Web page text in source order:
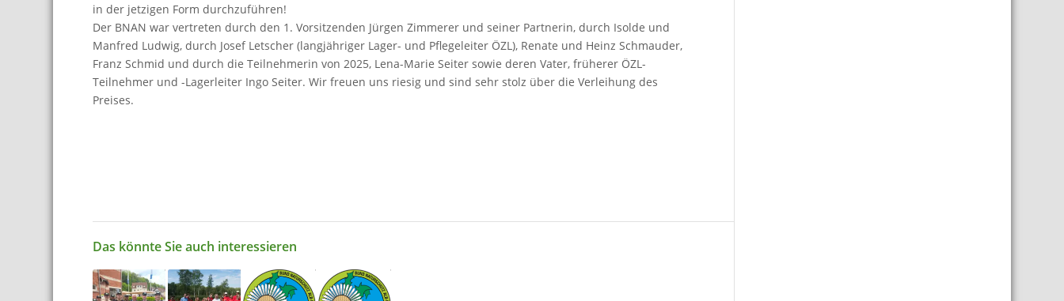
in der jetzigen Form durchzuführen!
Der BNAN war vertreten durch den 1. Vorsitzenden Jürgen Zimmerer und seiner Partnerin, durch Isolde und
Manfred Ludwig, durch Josef Letscher (langjähriger Lager- und Pflegeleiter ÖZL), Renate und Heinz Schmauder,
Franz Schmid und durch die Teilnehmerin von 2025, Lena-Marie Seiter sowie deren Vater, früherer ÖZL-
Teilnehmer und -Lagerleiter Ingo Seiter. Wir freuen uns riesig und sind sehr stolz über die Verleihung des
Preises.
Das könnte Sie auch interessieren